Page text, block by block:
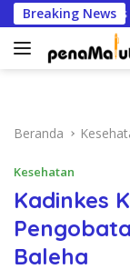
Langsung
ke
konten
Breaking News
Prioritas
Beranda
Kesehatan
Kadinkes
Baleha